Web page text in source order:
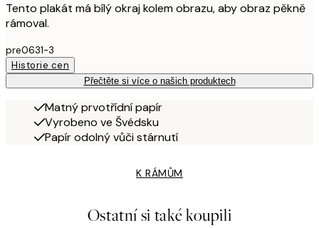
Tento plakát má bílý okraj kolem obrazu, aby obraz pěkně
rámoval.
pre0631-3
Historie cen
Přečtěte si více o našich produktech
Matný prvotřídní papír
Vyrobeno ve Švédsku
Papír odolný vůči stárnutí
K RÁMŮM
Ostatní si také koupili